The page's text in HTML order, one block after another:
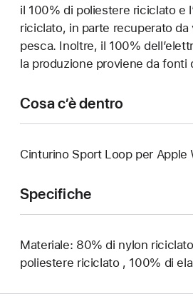
il 100% di poliestere riciclato e
riciclato, in parte recuperato
pesca. Inoltre, il 100%
la produzione proviene da fonti
Cosa c’è dentro
Cinturino Sport Loop per Apple
Specifiche
Materiale: 80% di nylon
poliestere riciclato , 100% di